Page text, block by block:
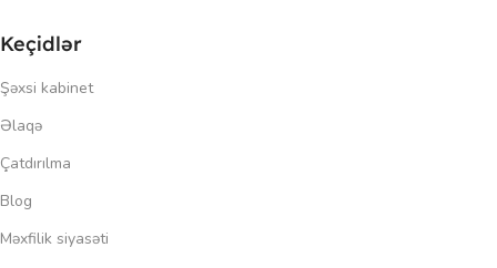
Keçidlər
Şəxsi kabinet
Əlaqə
Çatdırılma
Blog
Məxfilik siyasəti